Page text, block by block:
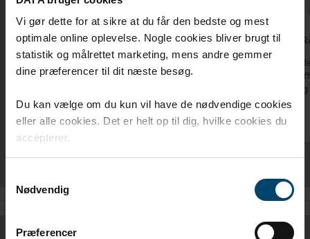
Vi gør dette for at sikre at du får den bedste og mest
optimale online oplevelse. Nogle cookies bliver brugt til
statistik og målrettet marketing, mens andre gemmer
dine præferencer til dit næste besøg.
Du kan vælge om du kun vil have de nødvendige cookies
eller alle cookies. Det er helt op til dig, hvilke cookies du
accepterer.
Nødvendig
Præferencer
DAFA UV tape til Radon
DAFA UV tape er specielt egnet til DAFAs
radonspærrer
DAFA
sikrer